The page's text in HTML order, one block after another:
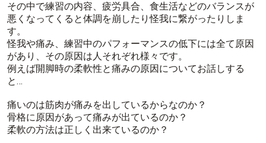
その中で練習の内容、疲労具合、食生活などのバランスが
悪くなってくると体調を崩したり怪我に繋がったりしま
す。
怪我や痛み、練習中のパフォーマンスの低下には全て原因
があり、その原因は人それぞれ様々です。
例えば開脚時の柔軟性と痛みの原因についてお話しする
と…
痛いのは筋肉が痛みを出しているからなのか？
骨格に原因があって痛みが出ているのか？
柔軟の方法は正しく出来ているのか？